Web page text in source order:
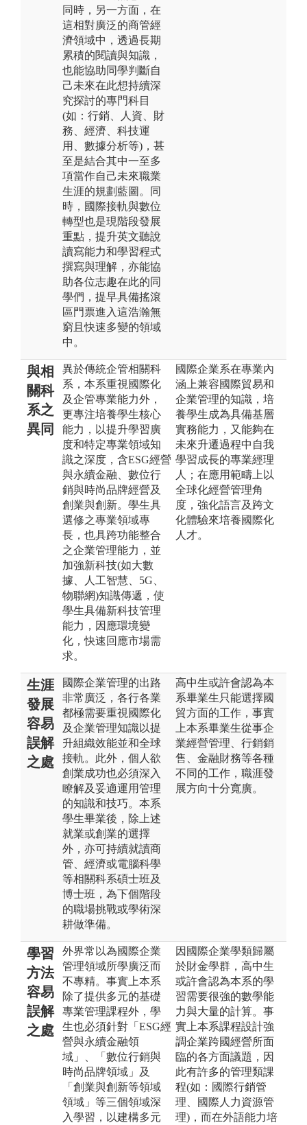
同時，另一方面，在
這相對廣泛的商管經
濟領域中，透過長期
累積的閱讀與知識，
也能協助同學判斷自
己未來在此想持續深
究探討的專門科目
(如：行銷、人資、財
務、經濟、科技運
用、數據分析等)，甚
至是結合其中一至多
項當作自己未來職業
生涯的規劃藍圖。同
時，國際接軌與數位
轉型也是現階段發展
重點，提升英文聽說
讀寫能力和學習程式
撰寫與理解，亦能協
助各位志趣在此的同
學們，提早具備搖滾
區門票進入這浩瀚無
窮且快速多變的領域
中。
與相
關科
系之
異同
異於傳統企管相關科
系，本系重視國際化
及企管專業能力外，
更專注培養學生核心
能力，以提升學習廣
度和特定專業領域知
識之深度，含ESG經營
與永續金融、數位行
銷與時尚品牌經營及
創業與創新。學生具
選修之專業領域專
長，也具跨功能整合
之企業管理能力，並
加強新科技(如大數
據、人工智慧、5G、
物聯網)知識傳遞，使
學生具備新科技管理
能力，因應環境變
化，快速回應市場需
求。
國際企業系在專業內
涵上兼容國際貿易和
企業管理的知識，培
養學生成為具備基層
實務能力，又能夠在
未來升遷過程中自我
學習成長的專業經理
人；在應用範疇上以
全球化經營管理角
度，強化語言及跨文
化體驗來培養國際化
人才。
生涯
發展
容易
誤解
之處
國際企業管理的出路
非常廣泛，各行各業
都極需要重視國際化
及企業管理知識以提
升組織效能並和全球
接軌。此外，個人欲
創業成功也必須深入
瞭解及妥適運用管理
的知識和技巧。本系
學生畢業後，除上述
就業或創業的選擇
外，亦可持續就讀商
管、經濟或電腦科學
等相關科系碩士班及
博士班，為下個階段
的職場挑戰或學術深
耕做準備。
高中生或許會認為本
系畢業生只能選擇國
貿方面的工作，事實
上本系畢業生從事企
業經營管理、行銷銷
售、金融財務等各種
不同的工作，職涯發
展方向十分寬廣。
學習
方法
容易
誤解
之處
外界常以為國際企業
管理領域所學廣泛而
不專精。事實上本系
除了提供多元的基礎
專業管理課程外，學
生也必須針對「ESG經
營與永續金融領
域」、「數位行銷與
時尚品牌領域」及
「創業與創新等領域
領域」等三個領域深
入學習，以建構多元
因國際企業學類歸屬
於財金學群，高中生
或許會認為本系的學
習需要很強的數學能
力與大量的計算。事
實上本系課程設計強
調企業跨國經營所面
臨的各方面議題，因
此有許多的管理類課
程(如：國際行銷管
理、國際人力資源管
理)，而在外語能力培